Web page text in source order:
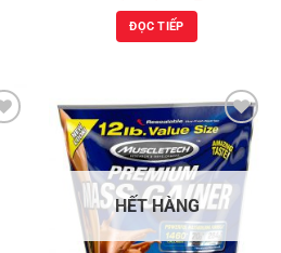
ĐỌC TIẾP
Add to
Wishlist
HẾT HÀNG